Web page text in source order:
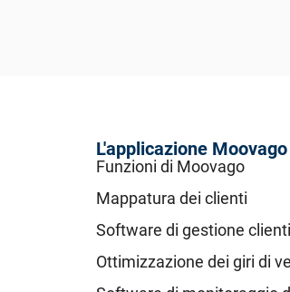
L'applicazione Moovago
Funzioni di Moovago
Mappatura dei clienti
Software di gestione clienti
Ottimizzazione dei giri di